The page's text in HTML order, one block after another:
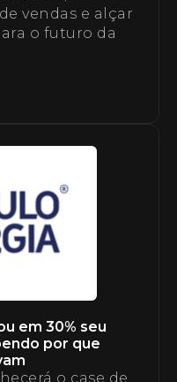
vendas e alçar
o futuro da
em 30% seu
por que
o case de